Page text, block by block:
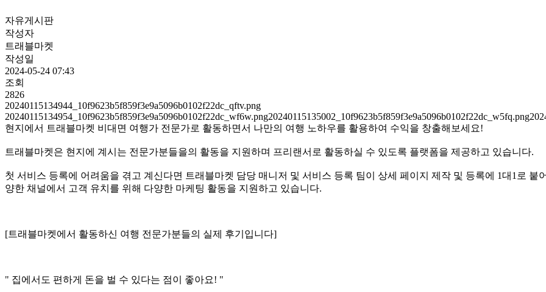
자유게시판
작성자
트래블마켓
작성일
2024-05-24 07:43
조회
2826
20240115134944_10f9623b5f859f3e9a5096b0102f22dc_qftv.png
현지에서 트래블마켓 비대면 여행가 전문가로 활동하면서 나만의 여행 노하우를 활용하여 수익을 창출해보세요!
트래블마켓은 현지에 계시는 전문가분들을의 활동을 지원하며 프리랜서로 활동하실 수 있도록 플랫폼을 제공하고 있습니다.
첫 서비스 등록에 어려움을 겪고 계신다면 트래블마켓 담당 매니저 및 서비스 등록 팀이 상세 페이지 제작 및 등록에 1대1로 붙
양한 채널에서 고객 유치를 위해 다양한 마케팅 활동을 지원하고 있습니다.
[트래블마켓에서 활동하신 여행 전문가분들의 실제 후기입니다]
" 집에서도 편하게 돈을 벌 수 있다는 점이 좋아요! "